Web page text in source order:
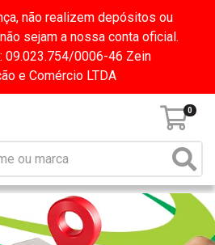
não realizem depósitos ou
sejam a nossa conta oficial.
09.023.754/0006-46 Zein
e Comércio LTDA
0